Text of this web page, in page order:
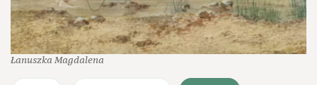
Łanuszka Magdalena